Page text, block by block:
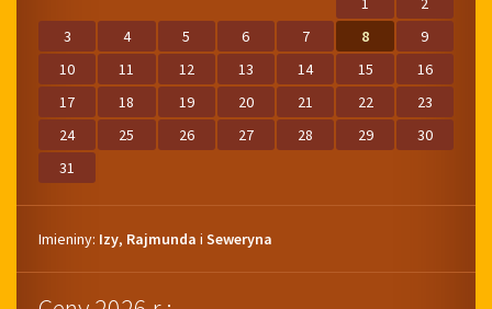
3
4 5 6 7 8
9
10
11 12 13 14 15
16
17
18 19 20 21 22
23
24
25 26 27 28 29
30
31
Imieniny
Imieniny: Izy, Rajmunda i Seweryna